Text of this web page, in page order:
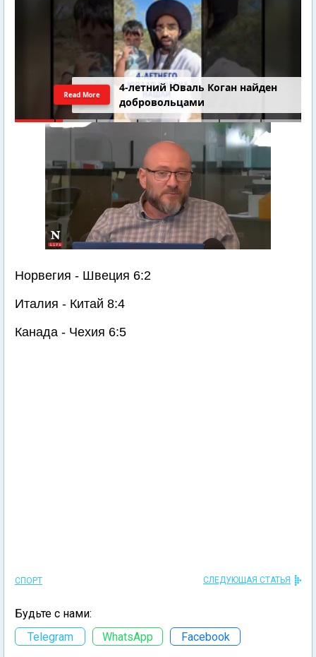
4-летний Юваль Коган найден
добровольцами
Read More
Норвегия - Швеция 6:2
Италия - Китай 8:4
Канада - Чехия 6:5
СПОРТ СЛЕДУЮЩАЯ СТАТЬЯ
Будьте с нами:
Telegram
WhatsApp Facebook